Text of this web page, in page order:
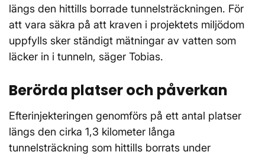
längs den hittills borrade tunnelsträckningen. För
att vara säkra på att kraven i projektets miljödom
uppfylls sker ständigt mätningar av vatten som
läcker in i tunneln, säger Tobias.
Berörda platser och påverkan
Efterinjekteringen genomförs på ett antal platser
längs den cirka 1,3 kilometer långa
tunnelsträckning som hittills borrats under